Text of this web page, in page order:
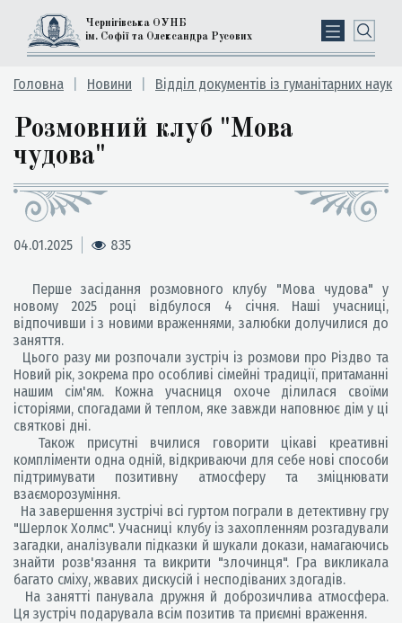
Чернігівська ОУНБ
ім. Софії та Олександра Русових
Головна Новини Відділ документів із гуманітарних наук
Розмовний клуб "Мова
чудова"
04.01.2025 835
Перше засідання розмовного клубу "Мова чудова" у
новому 2025 році відбулося 4 січня. Наші учасниці,
відпочивши і з новими враженнями, залюбки долучилися до
заняття.
Цього разу ми розпочали зустріч із розмови про Різдво та
Новий рік, зокрема про особливі сімейні традиції, притаманні
нашим сім'ям. Кожна учасниця охоче ділилася своїми
історіями, спогадами й теплом, яке завжди наповнює дім у ці
святкові дні.
Також присутні вчилися говорити цікаві креативні
компліменти одна одній, відкриваючи для себе нові способи
підтримувати позитивну атмосферу та зміцнювати
взаєморозуміння.
На завершення зустрічі всі гуртом пограли в детективну гру
"Шерлок Холмс". Учасниці клубу із захопленням розгадували
загадки, аналізували підказки й шукали докази, намагаючись
знайти розв'язання та викрити "злочинця". Гра викликала
багато сміху, жвавих дискусій і несподіваних здогадів.
На занятті панувала дружня й доброзичлива атмосфера.
Ця зустріч подарувала всім позитив та приємні враження.